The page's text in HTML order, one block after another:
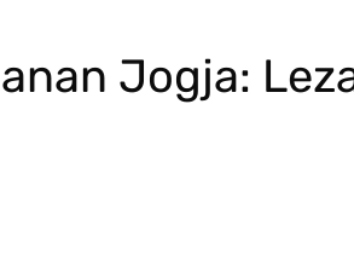
Jogja: